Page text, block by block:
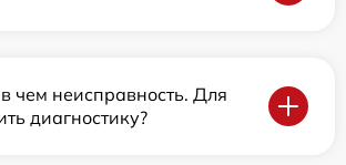
чем неисправность. Для
диагностику?